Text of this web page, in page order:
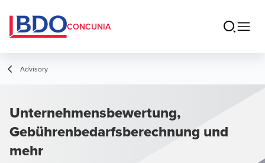
CONCUNIA
Advisory
Unternehmensbewertung,
Gebührenbedarfsberechnung und
mehr